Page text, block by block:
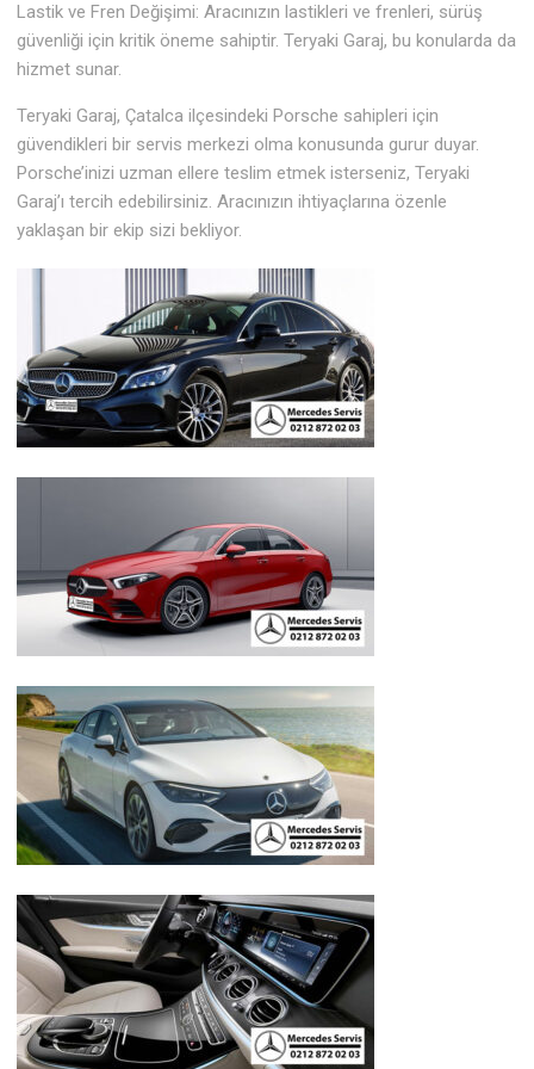
Lastik ve Fren Değişimi: Aracınızın lastikleri ve frenleri, sürüş
güvenliği için kritik öneme sahiptir. Teryaki Garaj, bu konularda da
hizmet sunar.
Teryaki Garaj, Çatalca ilçesindeki Porsche sahipleri için
güvendikleri bir servis merkezi olma konusunda gurur duyar.
Porsche’inizi uzman ellere teslim etmek isterseniz, Teryaki
Garaj’ı tercih edebilirsiniz. Aracınızın ihtiyaçlarına özenle
yaklaşan bir ekip sizi bekliyor.